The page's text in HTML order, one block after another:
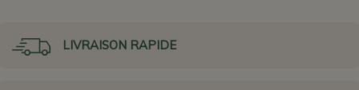
LIVRAISON RAPIDE